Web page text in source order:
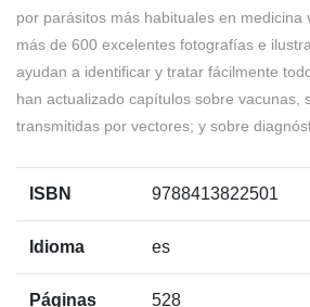
por parásitos más habituales en medicina
más de 600 excelentes fotografías e
ayudan a identificar y tratar fácilmente
han actualizado capítulos sobre vacunas,
transmitidas por vectores; y sobre
ISBN 9788413822501
Idioma es
Páginas 528